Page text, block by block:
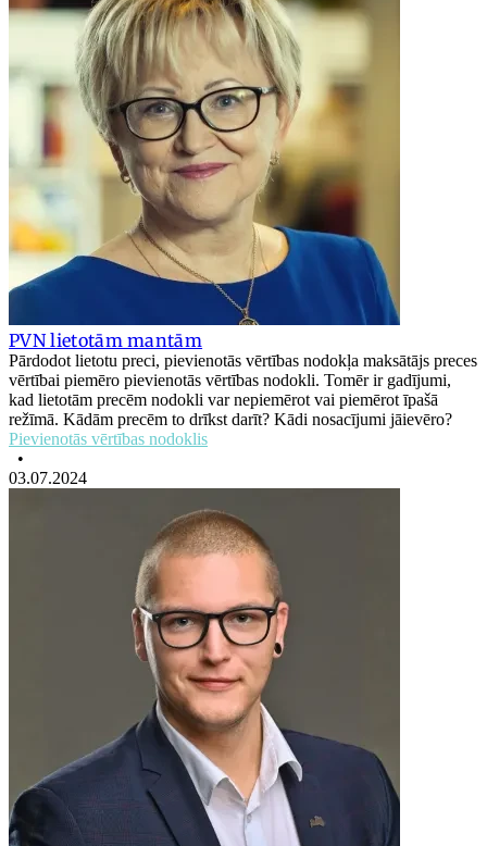
PVN lietotām mantām
Pārdodot lietotu preci, pievienotās vērtības nodokļa maksātājs preces
vērtībai piemēro pievienotās vērtības nodokli. Tomēr ir gadījumi,
kad lietotām precēm nodokli var nepiemērot vai piemērot īpašā
režīmā. Kādām precēm to drīkst darīt? Kādi nosacījumi jāievēro?
Pievienotās vērtības nodoklis
•
03.07.2024